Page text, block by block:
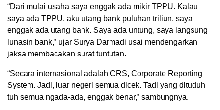
“Dari mulai usaha saya enggak ada mikir TPPU. Kalau
saya ada TPPU, aku utang bank puluhan triliun, saya
enggak ada utang bank. Saya ada untung, saya langsung
lunasin bank,” ujar Surya Darmadi usai mendengarkan
jaksa membacakan surat tuntutan.
“Secara internasional adalah CRS, Corporate Reporting
System. Jadi, luar negeri semua dicek. Tadi yang dituduh
tuh semua ngada-ada, enggak benar,” sambungnya.